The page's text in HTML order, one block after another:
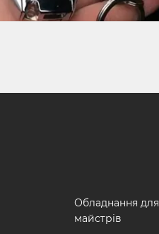
Обладнання для
майстрів